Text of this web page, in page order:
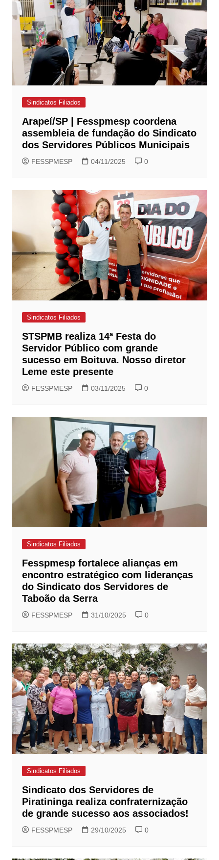
Sindicatos Filiados
Arapeí/SP | Fesspmesp coordena
assembleia de fundação do Sindicato
dos Servidores Públicos Municipais
FESSPMESP 04/11/2025 0
Sindicatos Filiados
STSPMB realiza 14ª Festa do
Servidor Público com grande
sucesso em Boituva. Nosso diretor
Leme este presente
FESSPMESP 03/11/2025 0
Sindicatos Filiados
Fesspmesp fortalece alianças em
encontro estratégico com lideranças
do Sindicato dos Servidores de
Taboão da Serra
FESSPMESP 31/10/2025 0
Sindicatos Filiados
Sindicato dos Servidores de
Piratininga realiza confraternização
de grande sucesso aos associados!
FESSPMESP 29/10/2025 0